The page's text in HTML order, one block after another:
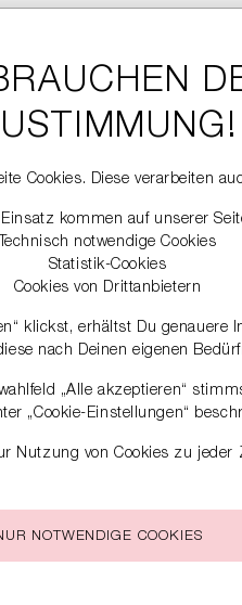
LEDERHOSE
699,99 €
Cookies. Diese verarbeiten
kommen auf unserer
Technisch notwendige Cookies
Statistik-Cookies
Cookies von Drittanbietern
klickst, erhältst Du genauere
nach Deinen eigenen
„Alle akzeptieren“
„Cookie-Einstellungen“
Nutzung von Cookies zu jeder
NOTWENDIGE COOKIES